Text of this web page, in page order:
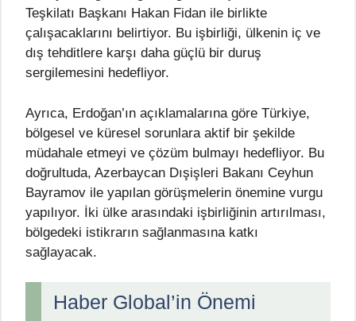
Teşkilatı Başkanı Hakan Fidan ile birlikte
çalışacaklarını belirtiyor. Bu işbirliği, ülkenin iç ve
dış tehditlere karşı daha güçlü bir duruş
sergilemesini hedefliyor.
Ayrıca, Erdoğan’ın açıklamalarına göre Türkiye,
bölgesel ve küresel sorunlara aktif bir şekilde
müdahale etmeyi ve çözüm bulmayı hedefliyor. Bu
doğrultuda, Azerbaycan Dışişleri Bakanı Ceyhun
Bayramov ile yapılan görüşmelerin önemine vurgu
yapılıyor. İki ülke arasındaki işbirliğinin artırılması,
bölgedeki istikrarın sağlanmasına katkı
sağlayacak.
Haber Global’in Önemi